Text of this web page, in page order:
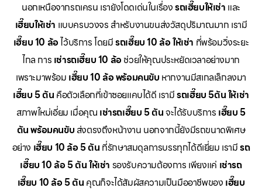
นอกเหนือจากรถเครน เรายังโดดเด่นในเรื่องรถเฮี๊ยบให้เช่า และ
เฮี๊ยบให้เช่า แบบครบวงจร สำหรับงานขนส่งวัสดุปริมาณมาก เรามี
เฮี๊ยบ 10 ล้อไว้บริการ โดยมีรถเฮี๊ยบ 10 ล้อ ให้เช่า ที่พร้อมวิ่งระยะ
ไกล การ เช่ารถเฮี๊ยบ 10 ล้อช่วยให้คุณประหยัดเวลาอย่างมาก
เพราะมาพร้อม เฮี๊ยบ 10 ล้อ พร้อมคนขับ หากงานมีสเกลเล็กลงมา
เฮี๊ยบ 5 ตัน คือตัวเลือกที่เข้าซอยแคบได้ดี เรามีรถเฮี๊ยบ 5ตัน ให้เช่า
สภาพใหม่เอี่ยม เมื่อคุณ เช่ารถเฮี๊ยบ 5 ตันจะได้รับบริการ เฮี๊ยบ 5
ตัน พร้อมคนขับ ส่งตรงถึงหน้างาน นอกจากนี้ยังมีรถขนาดพิเศษ
อย่าง เฮี๊ยบ 10 ล้อ 5 ตัน ที่รักษาสมดุลการบรรทุกได้ดีเยี่ยม เรามีรถ
เฮี๊ยบ 10 ล้อ 5 ตัน ให้เช่า รองรับความต้องการ เพียงแค่ เช่ารถ
เฮี๊ยบ 10 ล้อ 5 ตัน คุณก็จะได้สัมผัสความเป็นมืออาชีพของ เฮี๊ยบ